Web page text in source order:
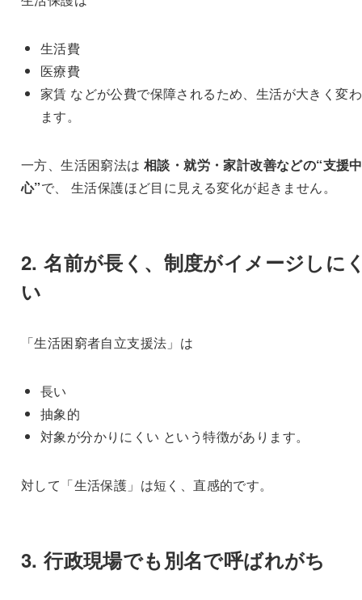
生活費
医療費
家賃 などが公費で保障されるため、生活が大きく変
ます。
一方、生活困窮法は 相談・就労・家計改善などの“支援中
心”で、 生活保護ほど目に見える変化が起きません。
2. 名前が長く、制度がイメージしに
い
「生活困窮者自立支援法」は
長い
抽象的
対象が分かりにくい という特徴があります。
対して「生活保護」は短く、直感的です。
3. 行政現場でも別名で呼ばれがち